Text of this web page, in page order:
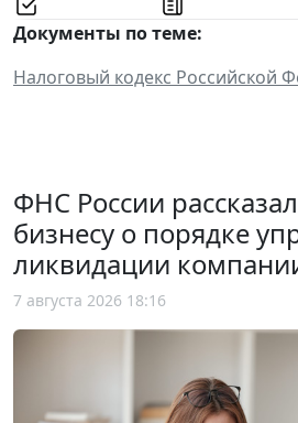
Документы по теме:
Налоговый кодекс Российской
ФНС России
бизнесу о порядке
ликвидации
7 августа 2026 18:16